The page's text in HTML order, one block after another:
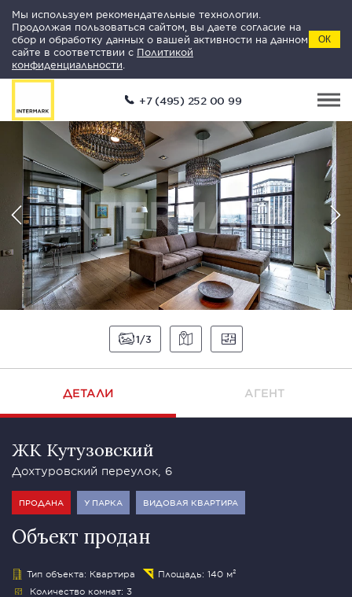
Мы используем рекомендательные технологии.
Продолжая пользоваться сайтом, вы даете согласие на
сбор и обработку данных о вашей активности на данном
сайте в соответствии с Политикой
конфиденциальности
ОК
+7 (495) 252 00 99
1 3
ДЕТАЛИ АГЕНТ
ЖК Кутузовский
Дохтуровский переулок, 6
ПРОДАНА У ПАРКА ВИДОВАЯ КВАРТИРА
Объект продан
Тип объекта: Квартира
Площадь: 140 м²
Количество комнат: 3